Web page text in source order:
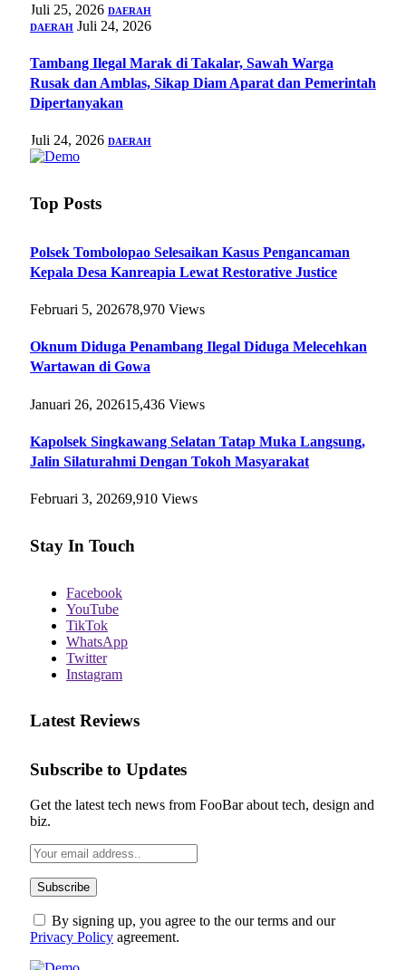
Juli 25, 2026 DAERAH
DAERAH Juli 24, 2026
Tambang Ilegal Marak di Takalar, Sawah Warga
Rusak dan Amblas, Sikap Diam Aparat dan Pemerintah
Dipertanyakan
Juli 24, 2026 DAERAH
Top Posts
Polsek Tombolopao Selesaikan Kasus Pengancaman
Kepala Desa Kanreapia Lewat Restorative Justice
Februari 5, 202678,970 Views
Oknum Diduga Penambang Ilegal Diduga Melecehkan
Wartawan di Gowa
Januari 26, 202615,436 Views
Kapolsek Singkawang Selatan Tatap Muka Langsung,
Jalin Silaturahmi Dengan Tokoh Masyarakat
Februari 3, 20269,910 Views
Stay In Touch
Facebook
YouTube
TikTok
WhatsApp
Twitter
Instagram
Latest Reviews
Subscribe to Updates
Get the latest tech news from FooBar about tech, design and
biz.
By signing up, you agree to the our terms and our
Privacy Policy agreement.